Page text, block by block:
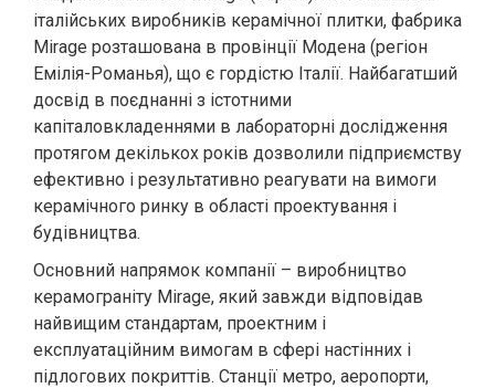
італійських виробників керамічної плитки, фабрика
Mirage розташована в провінції Модена (регіон
Емілія-Романья), що є гордістю Італії. Найбагатший
досвід в поєднанні з істотними
капіталовкладеннями в лабораторні дослідження
протягом декількох років дозволили підприємству
ефективно і результативно реагувати на вимоги
керамічного ринку в області проектування і
будівництва.
Основний напрямок компанії – виробництво
керамограніту Mirage, який завжди відповідав
найвищим стандартам, проектним і
експлуатаційним вимогам в сфері настінних і
підлогових покриттів. Станції метро, ​​аеропорти,